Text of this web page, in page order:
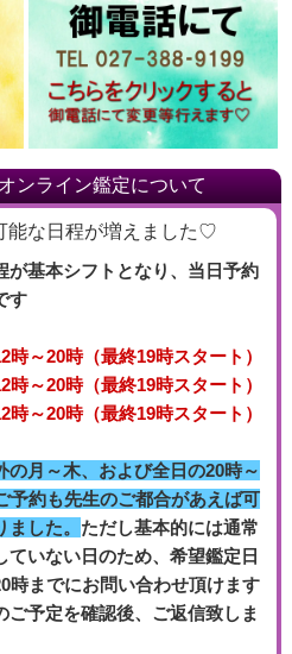
ンライン鑑定について
能な日程が増えました♡
が基本シフトとなり、当日予約
す
時～20時（最終19時スタート）
時～20時（最終19時スタート）
時～20時（最終19時スタート）
の月～木、および全日の20時～
予約も先生のご都合があえば可
した。 ただし基本的には通常
ていない日のため、希望鑑定日
時までにお問い合わせ頂けます
ご予定を確認後、ご返信致しま